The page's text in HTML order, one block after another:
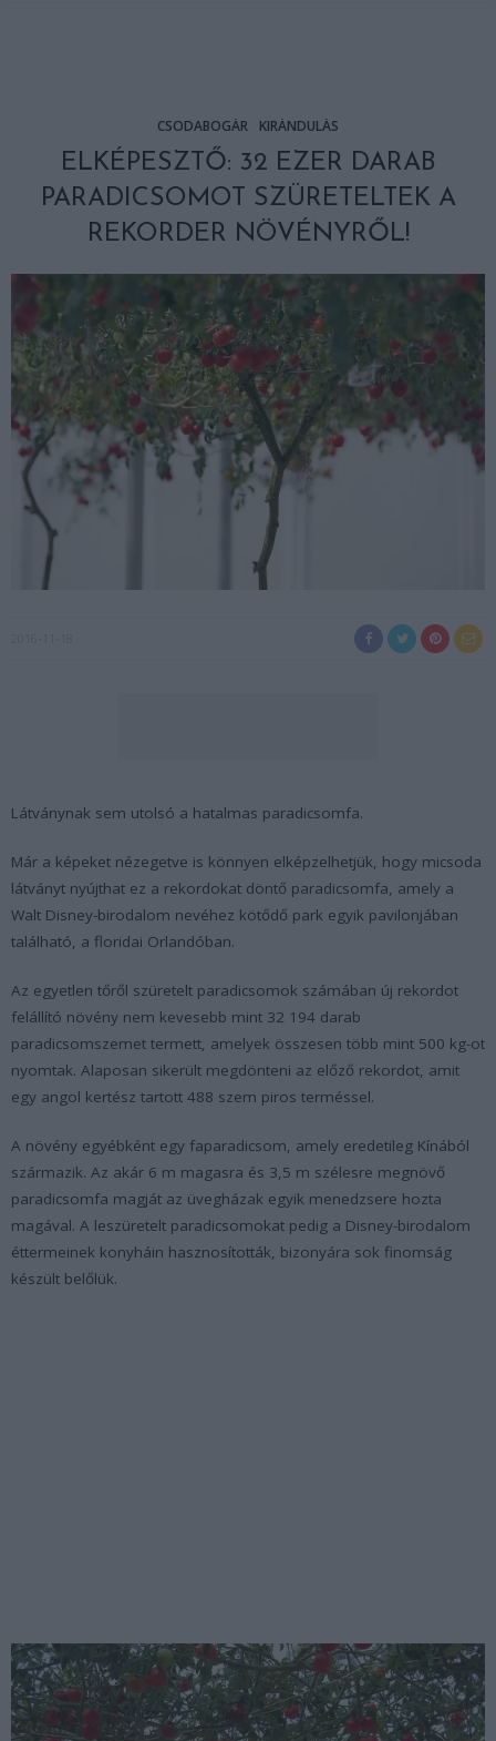
CSODABOGÁR KIRÁNDULÁS
ELKÉPESZTŐ: 32 EZER DARAB
PARADICSOMOT SZÜRETELTEK A
REKORDER NÖVÉNYRŐL!
Látványnak sem utolsó a hatalmas paradicsomfa.
Már a képeket nézegetve is könnyen elképzelhetjük, hogy micsoda
látványt nyújthat ez a rekordokat döntő paradicsomfa, amely a
Walt Disney-birodalom nevéhez kötődő park egyik pavilonjában
található, a floridai Orlandóban.
Az egyetlen tőről szüretelt paradicsomok számában új rekordot
felállító növény nem kevesebb mint 32 194 darab
paradicsomszemet termett, amelyek összesen több mint 500 kg-ot
nyomtak. Alaposan sikerült megdönteni az előző rekordot, amit
egy angol kertész tartott 488 szem piros terméssel.
A növény egyébként egy faparadicsom, amely eredetileg Kínából
származik. Az akár 6 m magasra és 3,5 m szélesre megnövő
paradicsomfa magját az üvegházak egyik menedzsere hozta
magával. A leszüretelt paradicsomokat pedig a Disney-birodalom
éttermeinek konyháin hasznosították, bizonyára sok finomság
készült belőlük.